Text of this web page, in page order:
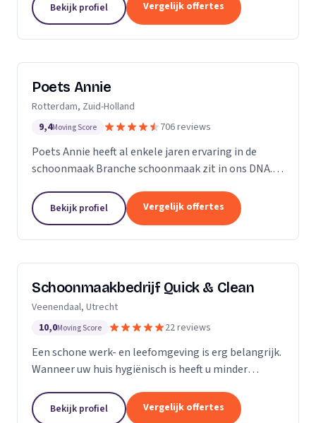
dakgoten...
Bekijk profiel Vergelijk offertes
Poets Annie
Rotterdam, Zuid-Holland
9,4Moving Score 706 reviews
Poets Annie heeft al enkele jaren ervaring in de
schoonmaak Branche schoonmaak zit in ons DNA.
Kantoor panden Scholen Zwembaden Vakantie
parkeren Traphuizen...
Bekijk profiel Vergelijk offertes
Schoonmaakbedrijf Quick & Clean
Veenendaal, Utrecht
10,0Moving Score 22 reviews
Een schone werk- en leefomgeving is erg belangrijk.
Wanneer uw huis hygiënisch is heeft u minder
een goede indruk op anderen, als uw bedrijfspand...
Bekijk profiel Vergelijk offertes